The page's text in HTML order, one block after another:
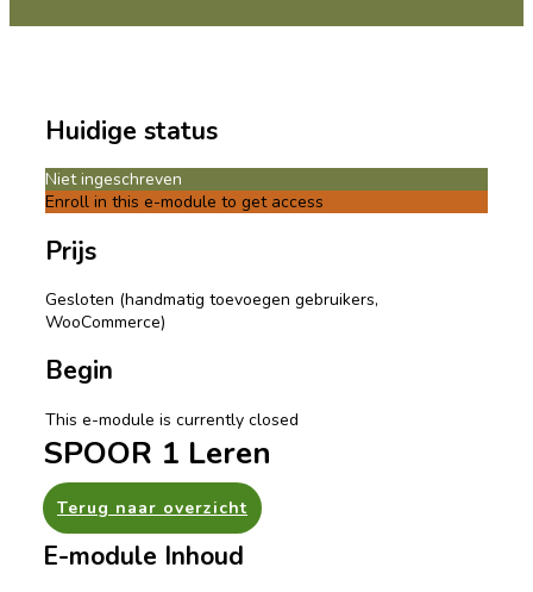
Huidige status
Niet ingeschreven
Enroll in this e-module to get access
Prijs
Gesloten (handmatig toevoegen gebruikers,
WooCommerce)
Begin
This e-module is currently closed
SPOOR 1 Leren
Terug naar overzicht
E-module Inhoud